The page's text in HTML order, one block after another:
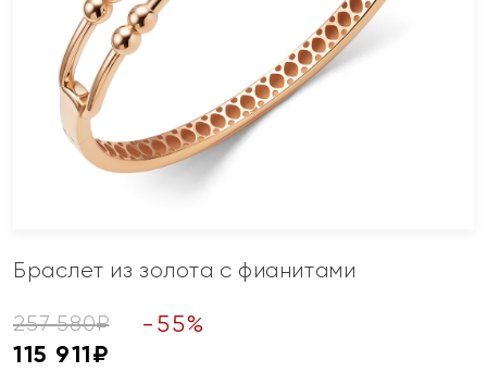
Браслет из золота с фианитами
257 580₽ - 55%
115 911₽